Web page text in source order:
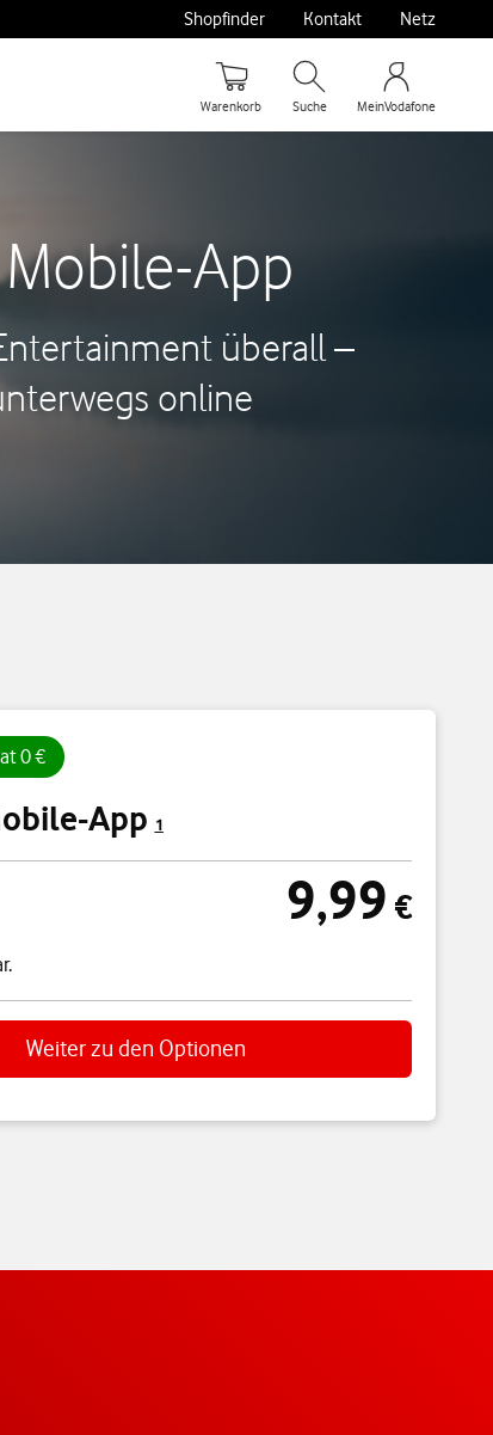
Shopfinder Kontakt Netz
Warenkorb Suche MeinVodafone
App
überall –
online
0 €
App 1
9,99 €
9,99 €
Weiter zu den Optionen